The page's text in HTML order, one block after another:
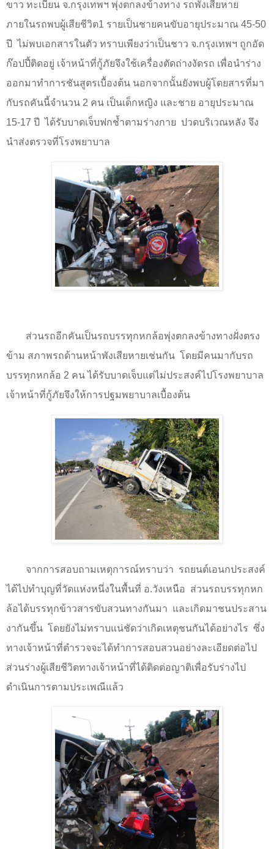
ขาว ทะเบียน จ.กรุงเทพฯ พุ่งตกลงข้างทาง รถพังเสียหาย
ภายในรถพบผู้เสียชีวิต1 รายเป็นชายคนขับอายุประมาณ 45-50
ปี ไม่พบเอกสารในตัว ทราบเพียงว่าเป็นชาว จ.กรุงเทพฯ ถูกอัด
ก๊อปปี้ติดอยู่ เจ้าหน้าที่กู้ภัยจึงใช้เครื่องตัดถ่างงัดรถ เพื่อนำร่าง
ออกมาทำการชันสูตรเบื้องต้น นอกจากนั้นยังพบผู้โดยสารที่มา
กับรถคันนี้จำนวน 2 คน เป็นเด็กหญิง และชาย อายุประมาณ
15-17 ปี ได้รับบาดเจ็บฟกช้ำตามร่างกาย ปวดบริเวณหลัง จึง
นำส่งตรวจที่โรงพยาบาล
ส่วนรถอีกคันเป็นรถบรรทุกหกล้อพุ่งตกลงข้างทางฝั่งตรง
ข้าม สภาพรถด้านหน้าพังเสียหายเช่นกัน โดยมีคนมากับรถ
บรรทุกหกล้อ 2 คน ได้รับบาดเจ็บแต่ไม่ประสงค์ไปโรงพยาบาล
เจ้าหน้าที่กู้ภัยจึงให้การปฐมพยาบาลเบื้องต้น
จากการสอบถามเหตุการณ์ทราบว่า รถยนต์เอนกประสงค์
ได้ไปทำบุญที่วัดแห่งหนึ่งในพื้นที่ อ.วังเหนือ ส่วนรถบรรทุกหก
ล้อได้บรรทุกข้าวสารขับสวนทางกันมา และเกิดมาชนประสาน
งากันขึ้น โดยยังไม่ทราบแน่ชัดว่าเกิดเหตุชนกันได้อย่างไร ซึ่ง
ทางเจ้าหน้าที่ตำรวจจะได้ทำการสอบสวนอย่างละเอียดต่อไป
ส่วนร่างผู้เสียชีวิตทางเจ้าหน้าที่ได้ติดต่อญาติเพื่อรับร่างไป
ดำเนินการตามประเพณีแล้ว